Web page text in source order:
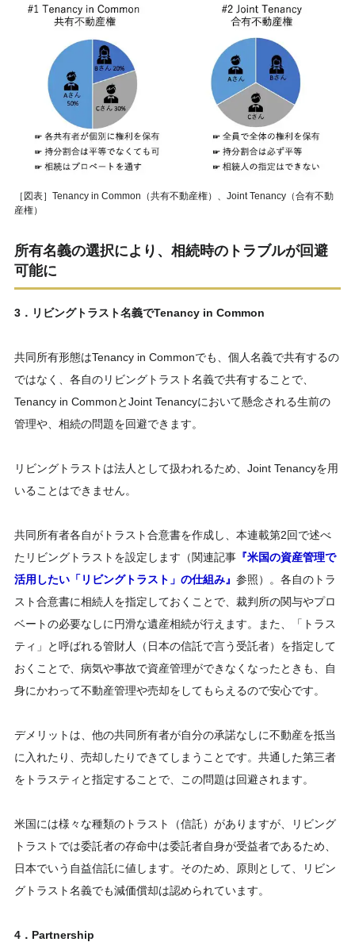
［図表］Tenancy in Common（共有不動産権）、Joint Tenancy（合有不動
産権）
所有名義の選択により、相続時のトラブルが回避
可能に
3．リビングトラスト名義でTenancy in Common
共同所有形態はTenancy in Commonでも、個人名義で共有するの
ではなく、各自のリビングトラスト名義で共有することで、
Tenancy in CommonとJoint Tenancyにおいて懸念される生前の
管理や、相続の問題を回避できます。
リビングトラストは法人として扱われるため、Joint Tenancyを用
いることはできません。
共同所有者各自がトラスト合意書を作成し、本連載第2回で述べ
たリビングトラストを設定します（関連記事 『米国の資産管理で
活用したい「リビングトラスト」の仕組み』 参照）。各自のトラ
スト合意書に相続人を指定しておくことで、裁判所の関与やプロ
ベートの必要なしに円滑な遺産相続が行えます。また、「トラス
ティ」と呼ばれる管財人（日本の信託で言う受託者）を指定して
おくことで、病気や事故で資産管理ができなくなったときも、自
身にかわって不動産管理や売却をしてもらえるので安心です。
デメリットは、他の共同所有者が自分の承諾なしに不動産を抵当
に入れたり、売却したりできてしまうことです。共通した第三者
をトラスティと指定することで、この問題は回避されます。
米国には様々な種類のトラスト（信託）がありますが、リビング
トラストでは委託者の存命中は委託者自身が受益者であるため、
日本でいう自益信託に値します。そのため、原則として、リビン
グトラスト名義でも減価償却は認められています。
4．Partnership